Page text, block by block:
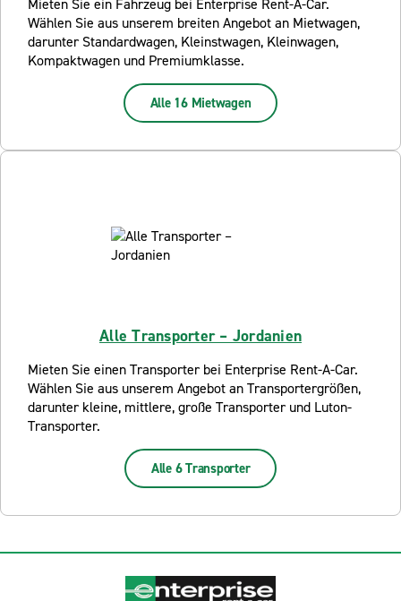
Mieten Sie ein Fahrzeug bei Enterprise Rent-A-Car.
Wählen Sie aus unserem breiten Angebot an Mietwagen,
darunter Standardwagen, Kleinstwagen, Kleinwagen,
Kompaktwagen und Premiumklasse.
Alle 16 Mietwagen
Alle Transporter – Jordanien
Mieten Sie einen Transporter bei Enterprise Rent-A-Car.
Wählen Sie aus unserem Angebot an Transportergrößen,
darunter kleine, mittlere, große Transporter und Luton-
Transporter.
Alle 6 Transporter